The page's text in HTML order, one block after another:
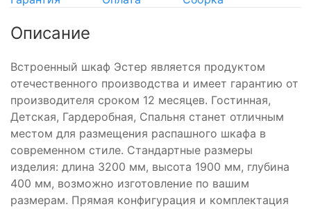
Описание
Встроенный шкаф Эстер является продуктом
отечественного производства и имеет гарантию от
производителя сроком 12 месяцев. Гостинная,
Детская, Гардеробная, Спальня станет отличным
местом для размещения распашного шкафа в
современном стиле. Стандартные размеры
изделия: длина 3200 мм, высота 1900 мм, глубина
400 мм, возможно изготовление по вашим
размерам. Прямая конфигурация и комплектация